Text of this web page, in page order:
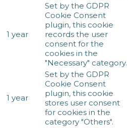
1 year
Set by the GDPR
Cookie Consent
plugin, this cookie
records the user
consent for the
cookies in the
"Necessary" category.
1 year
Set by the GDPR
Cookie Consent
plugin, this cookie
stores user consent
for cookies in the
category "Others".